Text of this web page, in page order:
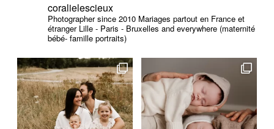
coralielescieux
Photographer since 2010 Mariages partout en France et
étranger Lille - Paris - Bruxelles and everywhere (maternité
bébé- famille portraits)